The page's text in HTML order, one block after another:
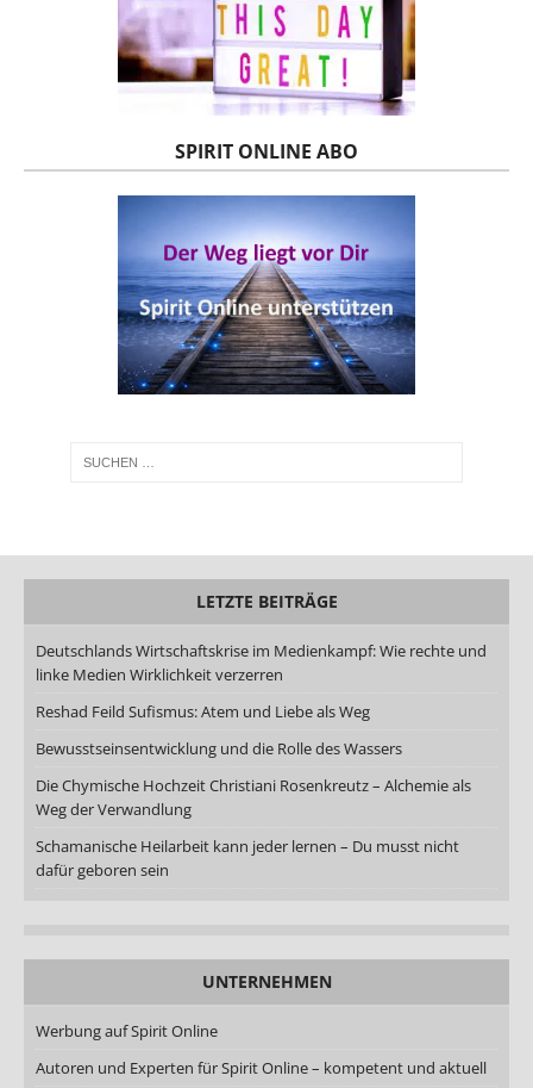
SPIRIT ONLINE ABO
LETZTE BEITRÄGE
Deutschlands Wirtschaftskrise im Medienkampf: Wie rechte und
linke Medien Wirklichkeit verzerren
Reshad Feild Sufismus: Atem und Liebe als Weg
Bewusstseinsentwicklung und die Rolle des Wassers
Die Chymische Hochzeit Christiani Rosenkreutz – Alchemie als
Weg der Verwandlung
Schamanische Heilarbeit kann jeder lernen – Du musst nicht
dafür geboren sein
UNTERNEHMEN
Werbung auf Spirit Online
Autoren und Experten für Spirit Online – kompetent und aktuell